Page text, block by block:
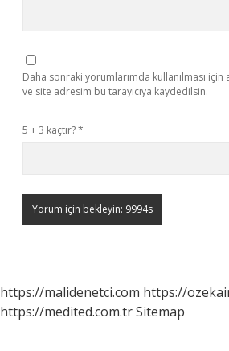
Daha sonraki yorumlarımda kullanılması
ve site adresim bu tarayıcıya kaydedilsin.
5 + 3 kaçtır?*
https://malidenetci.com https://
https://medited.com.trSitemap